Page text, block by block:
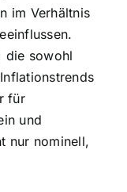
im Verhältnis
die sowohl
für
und
nur nominell,